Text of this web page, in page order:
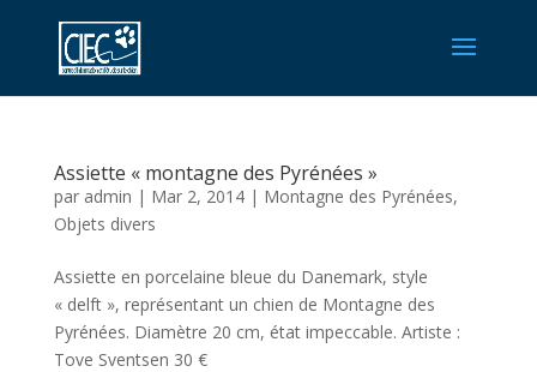
Assiette « montagne des Pyrénées »
par admin | Mar 2, 2014| Montagne des Pyrénées,
Objets divers
Assiette en porcelaine bleue du Danemark, style
« delft », représentant un chien de Montagne des
Pyrénées. Diamètre 20 cm, état impeccable. Artiste :
Tove Sventsen 30 €